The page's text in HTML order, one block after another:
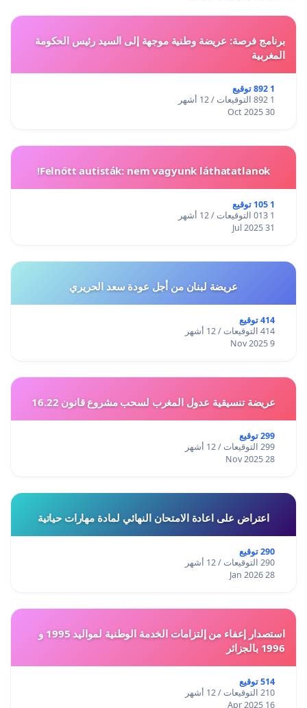
برنامج فرصة: عريضة وطنية موجهة إلى السيد رئيس الحكومة
المغربية
1 892 توقيع
1 892 التوقيعات / 12 أشهر
30 Oct 2025
Felnőtt autisták: nem vagyunk láthatatlanok!
1 105 توقيع
1 013 التوقيعات / 12 أشهر
31 Jul 2025
عريضة لبنان من أجل عودة سعد الحريري
414 توقيع
414 التوقيعات / 12 أشهر
9 Nov 2025
عريضة تنسيقية عدول المغرب لسحب مشروع قانون 16.22
299 توقيع
299 التوقيعات / 12 أشهر
28 Nov 2025
اعتراض على اعادة الامتحان النهائي لمادة مهارات حياتية
290 توقيع
290 التوقيعات / 12 أشهر
28 Jan 2026
استصدار إعفاء من إلتزامات الخدمة الوطنية لمواليد 1995 و
1996 بالجزائر
514 توقيع
210 التوقيعات / 12 أشهر
16 Apr 2025